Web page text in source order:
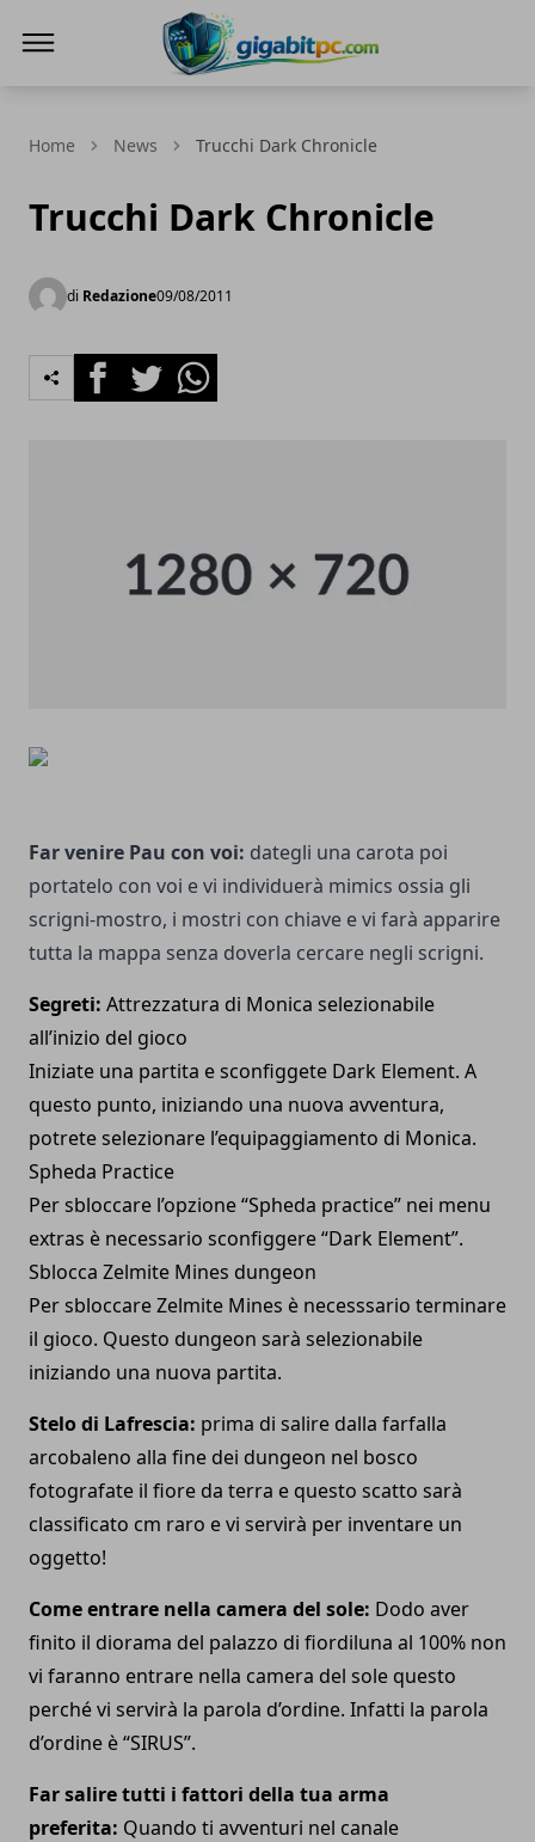
Home News Trucchi Dark Chronicle
Trucchi Dark Chronicle
di Redazione09/08/2011
FacebookTwitterWhatsapp
Far venire Pau con voi: dategli una carota poi
portatelo con voi e vi individuerà mimics ossia gli
scrigni-mostro, i mostri con chiave e vi farà apparire
tutta la mappa senza doverla cercare negli scrigni.
Segreti: Attrezzatura di Monica selezionabile
all’inizio del gioco
Iniziate una partita e sconfiggete Dark Element. A
questo punto, iniziando una nuova avventura,
potrete selezionare l’equipaggiamento di Monica.
Spheda Practice
Per sbloccare l’opzione “Spheda practice” nei menu
extras è necessario sconfiggere “Dark Element”.
Sblocca Zelmite Mines dungeon
Per sbloccare Zelmite Mines è necesssario terminare
il gioco. Questo dungeon sarà selezionabile
iniziando una nuova partita.
Stelo di Lafrescia: prima di salire dalla farfalla
arcobaleno alla fine dei dungeon nel bosco
fotografate il fiore da terra e questo scatto sarà
classificato cm raro e vi servirà per inventare un
oggetto!
Come entrare nella camera del sole: Dodo aver
finito il diorama del palazzo di fiordiluna al 100% non
vi faranno entrare nella camera del sole questo
perché vi servirà la parola d’ordine. Infatti la parola
d’ordine è “SIRUS”.
Far salire tutti i fattori della tua arma
preferita: Quando ti avventuri nel canale